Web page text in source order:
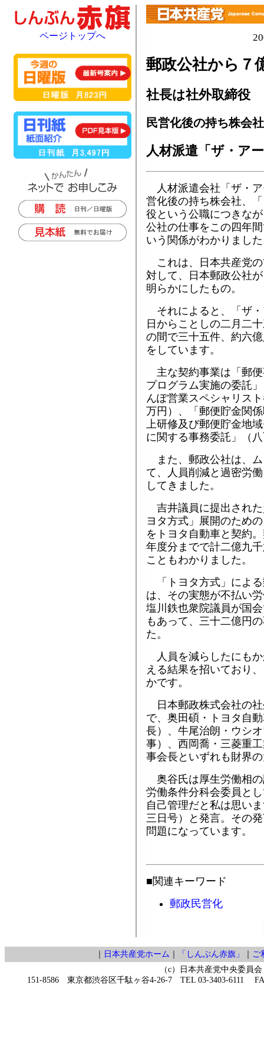
郵政公社から７
社長は社外取締役
民営化後の持ち株会社
人材派遣「ザ・ア
人材派遣会社「ザ・
営化後の持ち株会社、
役という公職につきな
公社の仕事をこの四年
いう関係がわかりまし
これは、日本共産党
対して、日本郵政公社
明らかにしたもの。
それによると、「ザ
日からことしの二月二
の間で三十五件、約六
をしています。
主な契約事業は「郵
プログラム実施の委託
んぽ営業スペシャリス
万円）、「郵便貯金関
上研修及び郵便貯金地
に関する事務委託」（
また、郵政公社は、
て、人員削減と過密労
してきました。
吉井議員に提出され
ヨタ方式」展開のため
をトヨタ自動車と契約
年度分までで計二億九
こともわかりました。
「トヨタ方式」によ
は、その実態が不払い
塩川鉄也衆院議員が国
もあって、三十二億円
た。
人員を減らしたにも
える結果を招いており
かです。
日本郵政株式会社の
で、奥田碩・トヨタ自
長）、牛尾治朗・ウシ
事）、西岡喬・三菱重
事会長といずれも財界
奥谷氏は厚生労働相
労働条件分科会委員と
自己管理だと私は思い
三日号）と発言。その
問題になっています。
■関連キーワード
郵政民営化
ページトップへ
日本共産党ホーム 「しんぶん赤旗」
ご
（c）日本共産党中央委員会
151-8586 東京都渋谷区千駄ヶ谷4-26-7 TEL 03-3403-6111